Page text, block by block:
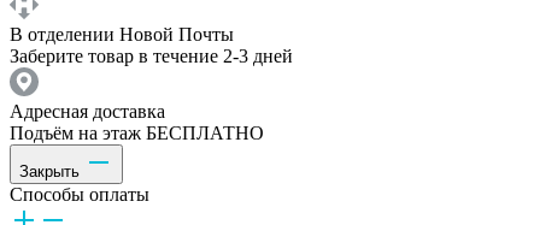
В отделении Новой Почты
Заберите товар в течение 2-3 дней
Адресная доставка
Подъём на этаж БЕСПЛАТНО
Закрыть
Способы оплаты